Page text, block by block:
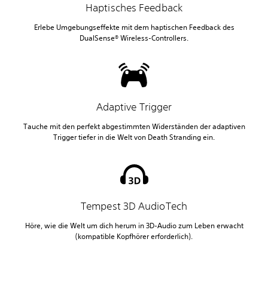
Haptisches Feedback
Erlebe Umgebungseffekte mit dem haptischen Feedback des
DualSense® Wireless-Controllers.
Adaptive Trigger
Tauche mit den perfekt abgestimmten Widerständen der adaptiven
Trigger tiefer in die Welt von Death Stranding ein.
Tempest 3D AudioTech
Höre, wie die Welt um dich herum in 3D-Audio zum Leben erwacht
(kompatible Kopfhörer erforderlich).